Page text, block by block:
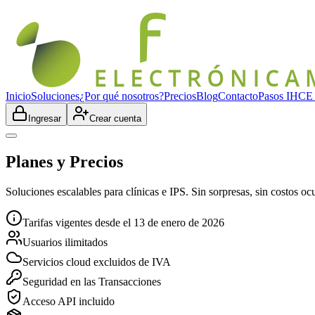
InicioSoluciones¿Por qué nosotros?PreciosBlogContactoPasos
Ingresar Crear cuenta
Planes y Precios
Soluciones escalables para clínicas e IPS. Sin sorpresas, sin costos
Tarifas vigentes desde el 13 de enero de 2026
Usuarios ilimitados
Servicios cloud excluidos de IVA
Seguridad en las Transacciones
Acceso API incluido